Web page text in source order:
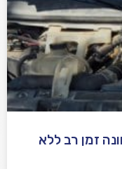
זמן רב ללא